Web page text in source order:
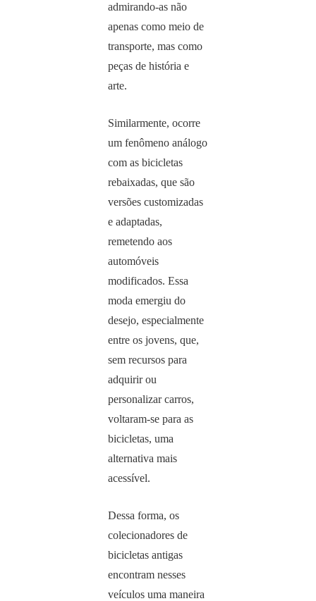
admirando-as não
apenas como meio de
transporte, mas como
peças de história e
arte.
Similarmente, ocorre
um fenômeno análogo
com as bicicletas
rebaixadas, que são
versões customizadas
e adaptadas,
remetendo aos
automóveis
modificados. Essa
moda emergiu do
desejo, especialmente
entre os jovens, que,
sem recursos para
adquirir ou
personalizar carros,
voltaram-se para as
bicicletas, uma
alternativa mais
acessível.
Dessa forma, os
colecionadores de
bicicletas antigas
encontram nesses
veículos uma maneira